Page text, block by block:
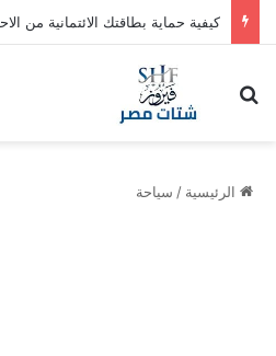
بحث عن
الرئيسية / سياحة